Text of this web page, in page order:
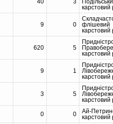
40 3
карстовий
9 0
флішевий
карстовий
620 5
карстовий
9 1
карстовий
3 5
карстовий
0 0
Ай-
карстовий